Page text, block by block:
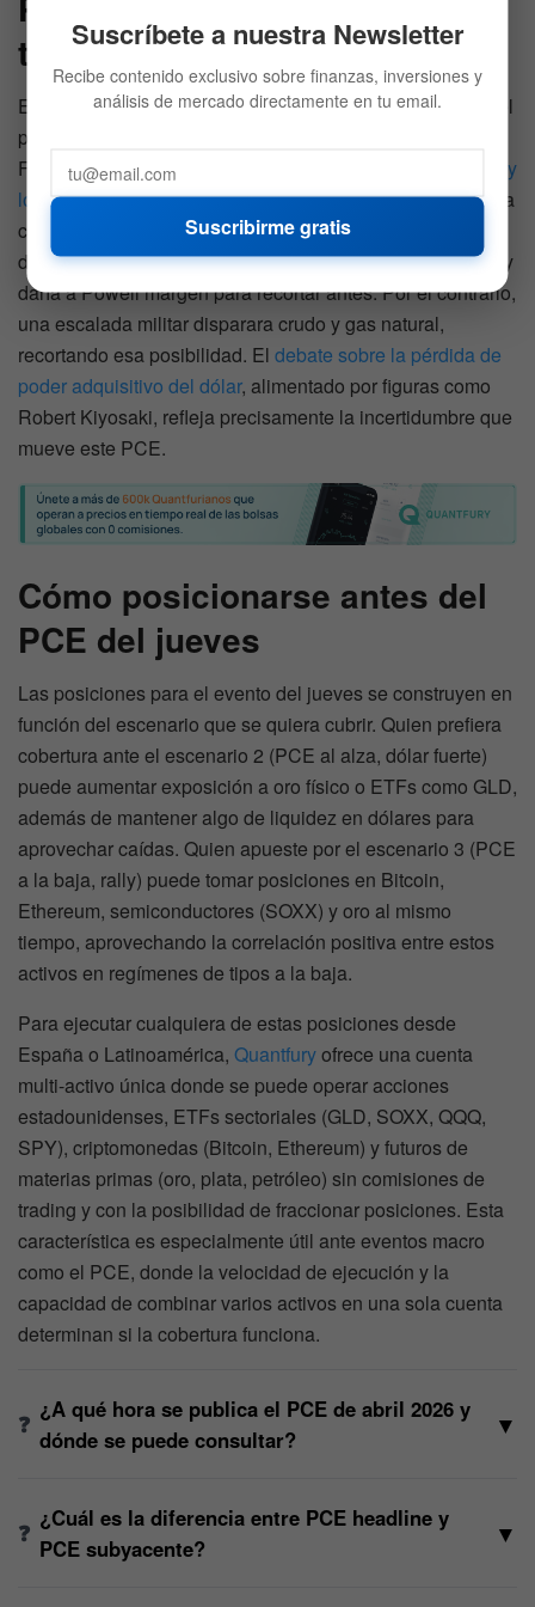
tipos
El dato de mayo llega en medio de tensión pública entre el
presidente Donald Trump y el presidente de la Reserva
Federal, Jerome Powell. La
situación geopolítica con Irán y
los avances en las negociaciones de pazhan añadido una
capa adicional al escenario macro: cualquier compresión
de los precios de la energía aliviaría la inflación headline y
daría a Powell margen para recortar antes. Por el contrario,
una escalada militar disparara crudo y gas natural,
recortando esa posibilidad. El debate sobre la pérdida de
poder adquisitivo del dólar, alimentado por figuras como
Robert Kiyosaki, refleja precisamente la incertidumbre que
mueve este PCE.
Cómo posicionarse antes del
PCE del jueves
Las posiciones para el evento del jueves se construyen en
función del escenario que se quiera cubrir. Quien prefiera
cobertura ante el escenario 2 (PCE al alza, dólar fuerte)
puede aumentar exposición a oro físico o ETFs como GLD,
además de mantener algo de liquidez en dólares para
aprovechar caídas. Quien apueste por el escenario 3 (PCE
a la baja, rally) puede tomar posiciones en Bitcoin,
Ethereum, semiconductores (SOXX) y oro al mismo
tiempo, aprovechando la correlación positiva entre estos
activos en regímenes de tipos a la baja.
Para ejecutar cualquiera de estas posiciones desde
España o Latinoamérica, Quantfuryofrece una cuenta
multi-activo única donde se puede operar acciones
estadounidenses, ETFs sectoriales (GLD, SOXX, QQQ,
SPY), criptomonedas (Bitcoin, Ethereum) y futuros de
materias primas (oro, plata, petróleo) sin comisiones de
trading y con la posibilidad de fraccionar posiciones. Esta
característica es especialmente útil ante eventos macro
como el PCE, donde la velocidad de ejecución y la
capacidad de combinar varios activos en una sola cuenta
determinan si la cobertura funciona.
¿A qué hora se publica el PCE de abril 2026 y
dónde se puede consultar?
▼
¿Cuál es la diferencia entre PCE headline y
PCE subyacente?
▼
Suscríbete a nuestra Newsletter
Recibe contenido exclusivo sobre finanzas, inversiones y
análisis de mercado directamente en tu email.
Suscribirme gratis